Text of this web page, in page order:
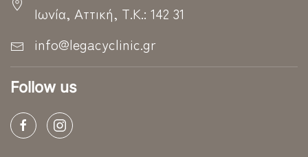
Ιωνία, Αττική, Τ.Κ.: 142 31
info@legacyclinic.gr
Follow us